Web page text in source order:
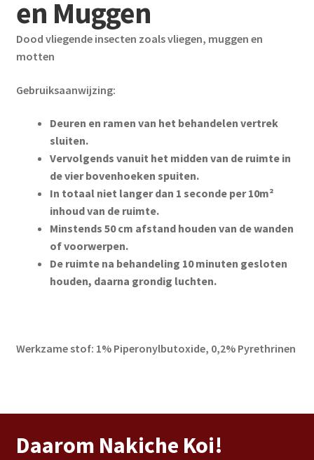
en Muggen
Dood vliegende insecten zoals vliegen, muggen en
motten
Gebruiksaanwijzing:
Deuren en ramen van het behandelen vertrek
sluiten.
Vervolgends vanuit het midden van de ruimte in
de vier bovenhoeken spuiten.
In totaal niet langer dan 1 seconde per 10m²
inhoud van de ruimte.
Minstends 50 cm afstand houden van de wanden
of voorwerpen.
De ruimte na behandeling 10 minuten gesloten
houden, daarna grondig luchten.
Werkzame stof: 1% Piperonylbutoxide, 0,2% Pyrethrinen
Daarom Nakiche Koi!